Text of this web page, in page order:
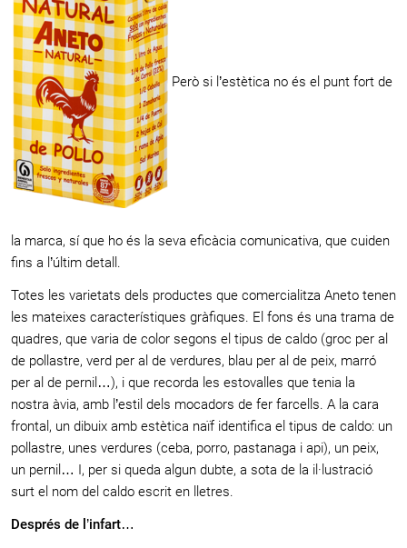
Però si l’estètica no és el punt fort de
la marca, sí que ho és la seva eficàcia comunicativa, que cuiden
fins a l’últim detall.
Totes les varietats dels productes que comercialitza Aneto tenen
les mateixes característiques gràfiques. El fons és una trama de
quadres, que varia de color segons el tipus de caldo (groc per al
de pollastre, verd per al de verdures, blau per al de peix, marró
per al de pernil…), i que recorda les estovalles que tenia la
nostra àvia, amb l’estil dels mocadors de fer farcells. A la cara
frontal, un dibuix amb estètica naïf identifica el tipus de caldo: un
pollastre, unes verdures (ceba, porro, pastanaga i api), un peix,
un pernil… I, per si queda algun dubte, a sota de la il·lustració
surt el nom del caldo escrit en lletres.
Després de l’infart…